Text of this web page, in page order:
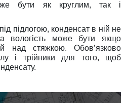
бути як круглим, так і
підлогою, конденсат в ній не
вологість може бути якщо
над стяжкою. Обов’язково
і трійники для того, щоб